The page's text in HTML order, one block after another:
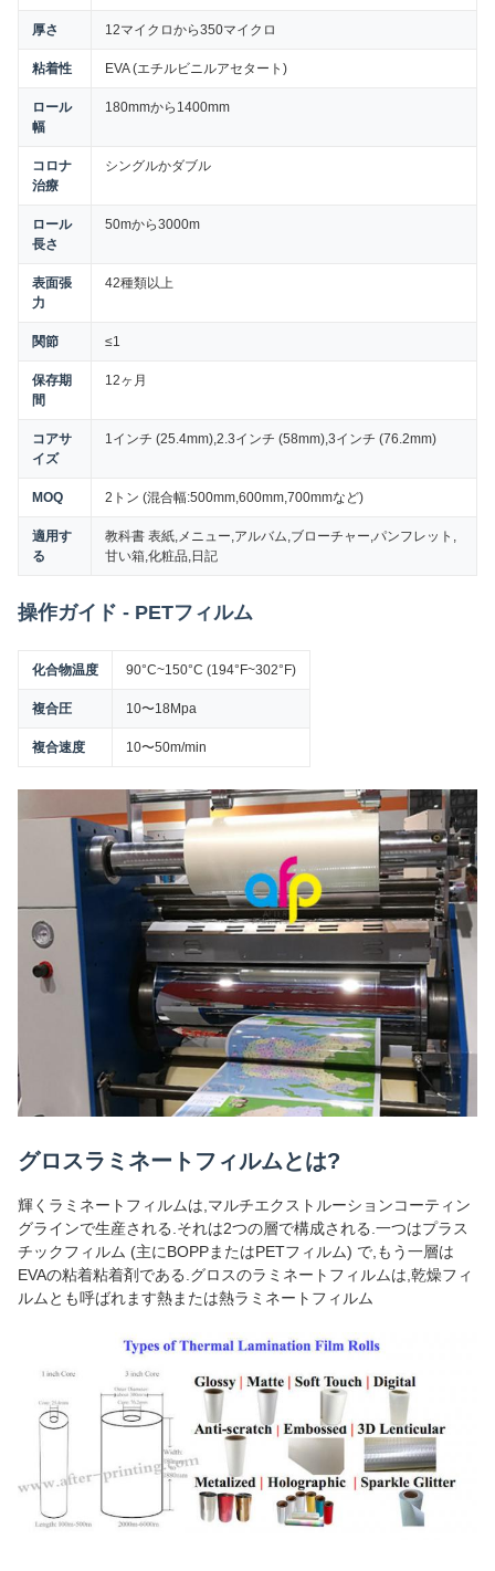
厚さ 12マイクロから350マイクロ
粘着性 EVA (エチルビニルアセタート)
ロール
幅
180mmから1400mm
コロナ
治療
シングルかダブル
ロール
長さ
50mから3000m
表面張
力
42種類以上
関節 ≤1
保存期
間
12ヶ月
コアサ
イズ
1インチ (25.4mm),2.3インチ (58mm),3インチ (76.2mm)
MOQ 2トン (混合幅:500mm,600mm,700mmなど)
適用す
る
教科書 表紙,メニュー,アルバム,ブローチャー,パンフレット,
甘い箱,化粧品,日記
操作ガイド - PETフィルム
化合物温度 90°C~150°C (194°F~302°F)
複合圧 10〜18Mpa
複合速度 10〜50m/min
グロスラミネートフィルムとは?
輝くラミネートフィルムは,マルチエクストルーションコーティン
グラインで生産される.それは2つの層で構成される.一つはプラス
チックフィルム (主にBOPPまたはPETフィルム) で,もう一層は
EVAの粘着粘着剤である.グロスのラミネートフィルムは,乾燥フィ
ルムとも呼ばれます熱または熱ラミネートフィルム